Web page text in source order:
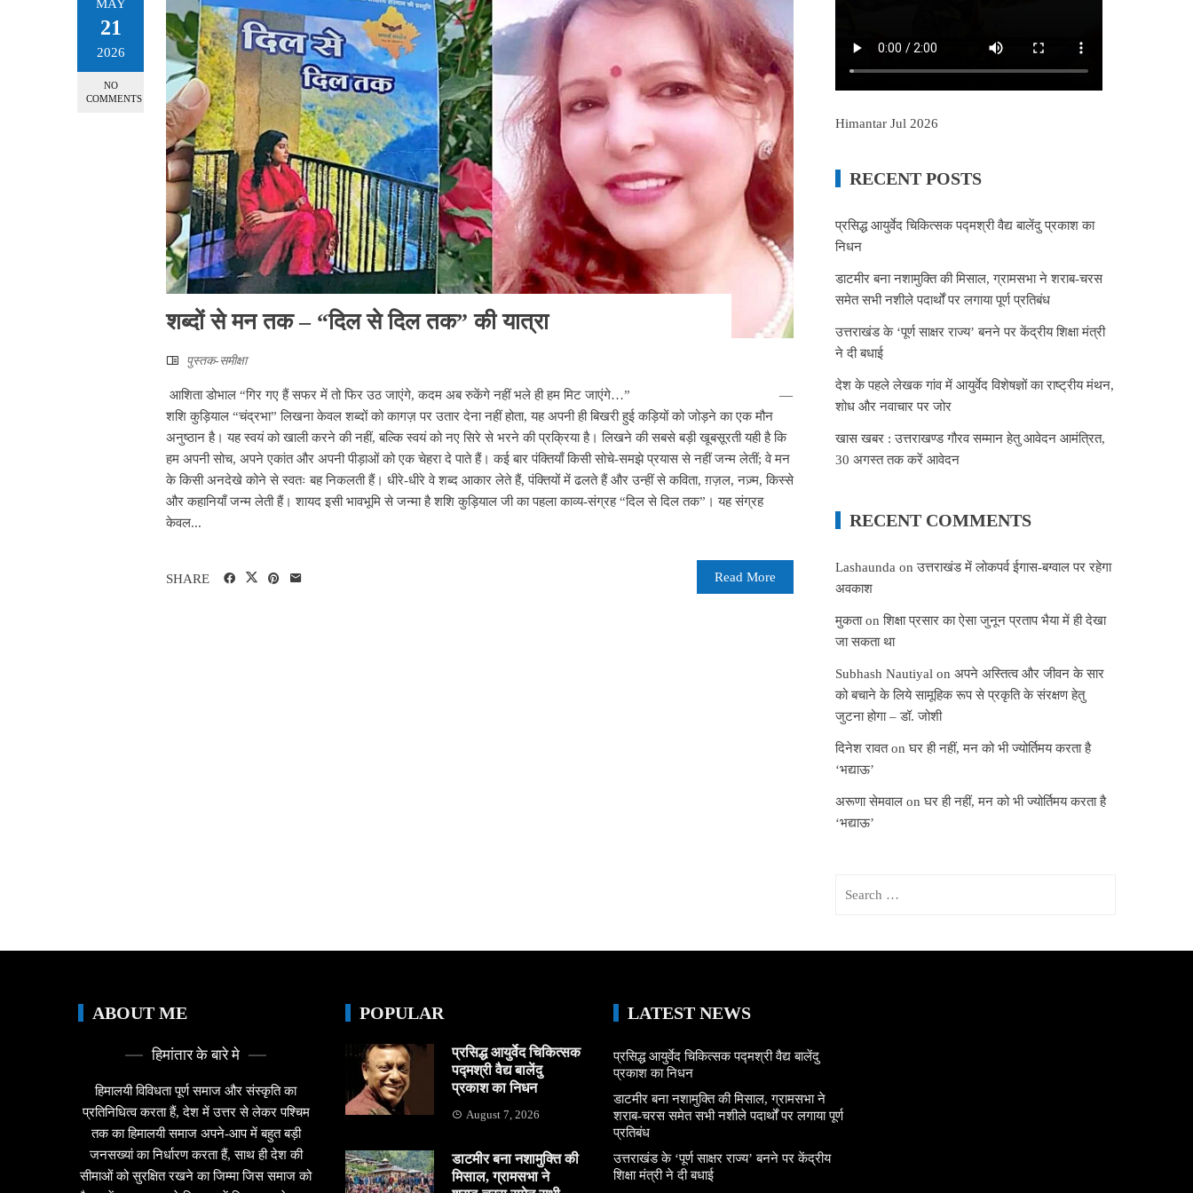
MAY
21
2026
NO
COMMENTS
शब्दों से मन तक – “दिल से दिल तक” की यात्रा
पुस्तक-समीक्षा
आशिता डोभाल “गिर गए हैं सफर में तो फिर उठ जाएंगे, कदम अब रुकेंगे नहीं भले ही हम मिट जाएंगे…” —
शशि कुड़ियाल “चंद्रभा” लिखना केवल शब्दों को कागज़ पर उतार देना नहीं होता, यह अपनी ही बिखरी हुई कड़ियों को जोड़ने का एक मौन
अनुष्ठान है। यह स्वयं को खाली करने की नहीं, बल्कि स्वयं को नए सिरे से भरने की प्रक्रिया है। लिखने की सबसे बड़ी खूबसूरती यही है कि
हम अपनी सोच, अपने एकांत और अपनी पीड़ाओं को एक चेहरा दे पाते हैं। कई बार पंक्तियाँ किसी सोचे-समझे प्रयास से नहीं जन्म लेतीं; वे मन
के किसी अनदेखे कोने से स्वतः बह निकलती हैं। धीरे-धीरे वे शब्द आकार लेते हैं, पंक्तियों में ढलते हैं और उन्हीं से कविता, ग़ज़ल, नज़्म, किस्से
और कहानियाँ जन्म लेती हैं। शायद इसी भावभूमि से जन्मा है शशि कुड़ियाल जी का पहला काव्य-संग्रह “दिल से दिल तक”। यह संग्रह
केवल...
Read More
SHARE
Himantar Jul 2026
RECENT POSTS
प्रसिद्ध आयुर्वेद चिकित्सक पद्मश्री वैद्य बालेंदु प्रकाश का
निधन
डाटमीर बना नशामुक्ति की मिसाल, ग्रामसभा ने शराब-चरस
समेत सभी नशीले पदार्थों पर लगाया पूर्ण प्रतिबंध
उत्तराखंड के ‘पूर्ण साक्षर राज्य’ बनने पर केंद्रीय शिक्षा मंत्री
ने दी बधाई
देश के पहले लेखक गांव में आयुर्वेद विशेषज्ञों का राष्ट्रीय मंथन,
शोध और नवाचार पर जोर
खास खबर : उत्तराखण्ड गौरव सम्मान हेतु आवेदन आमंत्रित,
30 अगस्त तक करें आवेदन
RECENT COMMENTS
Lashaunda onउत्तराखंड में लोकपर्व ईगास-बग्वाल पर रहेगा
अवकाश
मुकताonशिक्षा प्रसार का ऐसा जुनून प्रताप भैया में ही देखा
जा सकता था
Subhash Nautiyal onअपने अस्तित्व और जीवन के सार
को बचाने के लिये सामूहिक रूप से प्रकृति के संरक्षण हेतु
जुटना होगा – डॉ. जोशी
दिनेश रावतonघर ही नहीं, मन को भी ज्योर्तिमय करता है
‘भद्याऊ’
अरूणा सेमवाल onघर ही नहीं, मन को भी ज्योर्तिमय करता है
‘भद्याऊ’
ABOUT ME
हिमांतार के बारे मे
हिमालयी विविधता पूर्ण समाज और संस्कृति का
प्रतिनिधित्व करता हैं, देश में उत्तर से लेकर पश्चिम
तक का हिमालयी समाज अपने-आप में बहुत बड़ी
जनसख्यां का निर्धारण करता हैं, साथ ही देश की
सीमाओं को सुरक्षित रखने का जिम्मा जिस समाज को
POPULAR
प्रसिद्ध आयुर्वेद चिकित्सक
पद्मश्री वैद्य बालेंदु
प्रकाश का निधन
August 7, 2026
डाटमीर बना नशामुक्ति की
मिसाल, ग्रामसभा ने
LATEST NEWS
प्रसिद्ध आयुर्वेद चिकित्सक पद्मश्री वैद्य बालेंदु
प्रकाश का निधन
डाटमीर बना नशामुक्ति की मिसाल, ग्रामसभा ने
शराब-चरस समेत सभी नशीले पदार्थों पर लगाया पूर्ण
प्रतिबंध
उत्तराखंड के ‘पूर्ण साक्षर राज्य’ बनने पर केंद्रीय
शिक्षा मंत्री ने दी बधाई